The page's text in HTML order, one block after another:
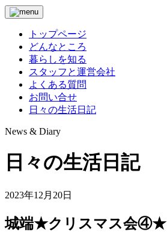
トップページ
どんなところ
暮らしを知る
スタッフと運営会社
よくある質問
お問い合せ
日々の生活日記
News & Diary
日々の生活日記
2023年12月20日
城端★クリスマス会④★